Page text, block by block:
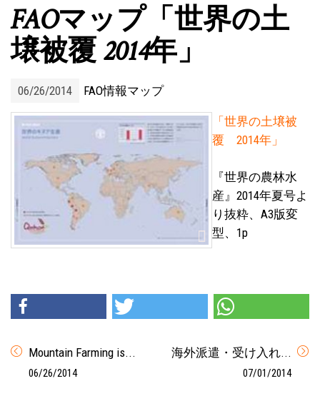
FAOマップ「世界の土
壌被覆 2014年」
06/26/2014 FAO情報マップ
「世界の土壌被
覆 2014年」
『世界の農林水
産』2014年夏号よ
り抜粋、A3版変
型、1p
Mountain Farming is...
06/26/2014
海外派遣・受け入れ...
07/01/2014